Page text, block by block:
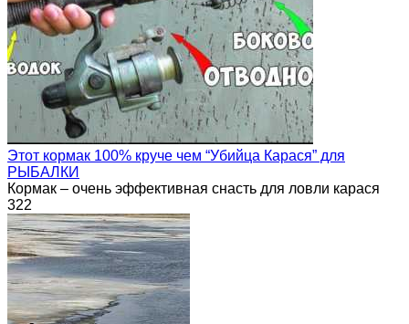
Этот кормак 100% круче чем “Убийца Карася” для
РЫБАЛКИ
Кормак – очень эффективная снасть для ловли карася
322